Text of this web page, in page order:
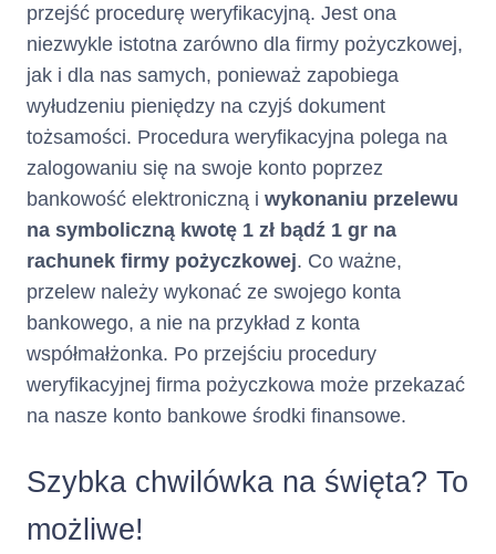
przejść procedurę weryfikacyjną. Jest ona
niezwykle istotna zarówno dla firmy pożyczkowej,
jak i dla nas samych, ponieważ zapobiega
wyłudzeniu pieniędzy na czyjś dokument
tożsamości. Procedura weryfikacyjna polega na
zalogowaniu się na swoje konto poprzez
bankowość elektroniczną i wykonaniu przelewu
na symboliczną kwotę 1 zł bądź 1 gr na
rachunek firmy pożyczkowej. Co ważne,
przelew należy wykonać ze swojego konta
bankowego, a nie na przykład z konta
współmałżonka. Po przejściu procedury
weryfikacyjnej firma pożyczkowa może przekazać
na nasze konto bankowe środki finansowe.
Szybka chwilówka na święta? To
możliwe!